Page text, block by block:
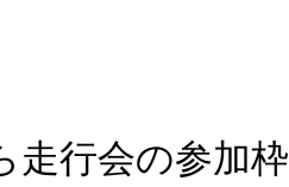
行会の参加